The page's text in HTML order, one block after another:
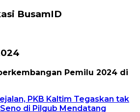
BusamID
Pemilu 2024 di